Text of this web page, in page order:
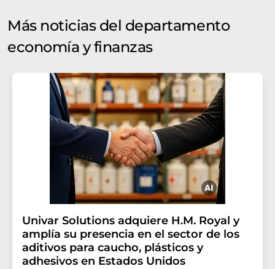
Más noticias del departamento
economía y finanzas
Univar Solutions adquiere H.M. Royal y
amplía su presencia en el sector de los
aditivos para caucho, plásticos y
adhesivos en Estados Unidos